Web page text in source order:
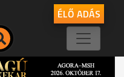
ÉLŐ ADÁS